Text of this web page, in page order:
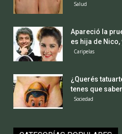
Salud
Apareció la
es hija de Nico,
Caripelas
¿Querés
tenes que
Sociedad